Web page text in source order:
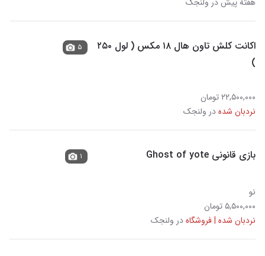
اکانت کلش تاون هال ۱۸ مکس ( لول ۲۵۰
)
۲۲,۵۰۰,۰۰۰ تومان
نردبان شدهدر ولنجک
۵
بازی قانونی Ghost of yote
نو
۵,۵۰۰,۰۰۰ تومان
نردبان شده | فروشگاهدر ولنجک
۱